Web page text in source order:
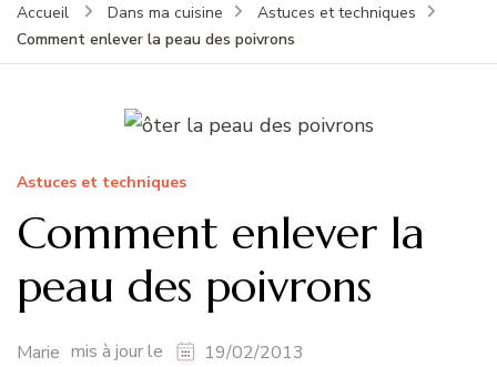
Accueil Dans ma cuisine
Astuces et techniques
Comment enlever la peau des poivrons
Astuces et techniques
Comment enlever la
peau des poivrons
Marie mis à jour le 19/02/2013